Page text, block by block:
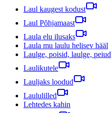
Laul kaugest kodust
Laul Põhjamaast
Laula elu ilusaks
Laula mu laulu helisev hääl
Laulge, poisid, laulge, peiud
Laulikutele
Lauljaks loodud
Laululilled
Lehtedes kahin